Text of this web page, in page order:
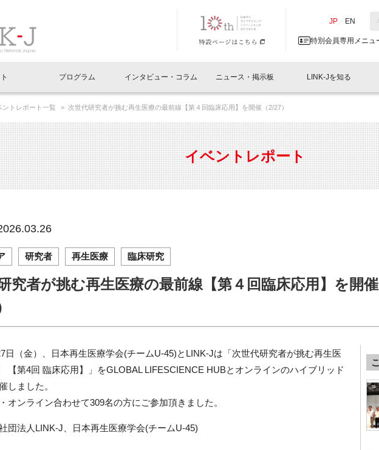
JP EN
特別会員専用メニュ
らせメール登録
閉じる
共催 特別会員開催
協力 出展・参加
イベントレポート一覧
LINK-J主催・共催
LINK-J協賛・協力
プログラム
談室 What's "UNIKORN"？
インタビュー・コラム
・コラム一覧
ンタビュー ベンチャーインタビュー 会報
サポーターコラム 日本
ニュース・掲示板
プレスリリース
海外関連
人と情報の交流掲示板一覧
会員プレスリリース
募集
LINK-Jを知る
Why in Nihonbashi
サポーター紹介 事業
パンフレット GTB
特別会員について 入会
はこちら
議室 オフィス・ラボ 施設
ントレポート一覧 次世代研究者が挑む再生医療の最前線【第４回臨床応用】を開催（2/27）
イベントレポート
研究者 再生医療 臨床研究
究者が挑む再生医療の最前線【第４回臨床応用】を開催
日（金）、日本再生医療学会(チームU-45)とLINK-Jは「次世代研究者が挑む再生医
第4回 臨床応用】」をGLOBAL LIFESCIENCE HUBとオンラインのハイブリッド
しました。
オンライン合わせて309名の方にご参加頂きました。
団法人LINK-J、日本再生医療学会(チームU-45)